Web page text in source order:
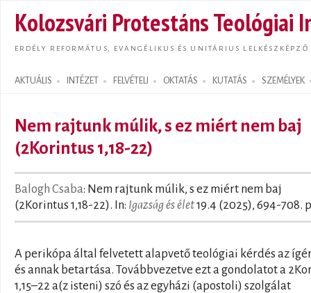
Kolozsvári Protestáns Teológiai
ERDÉLY REFORMÁTUS, EVANGÉLIKUS ÉS UNITÁRIUS LELKÉSZKÉPZŐ
AKTUÁLIS INTÉZET FELVÉTELI OKTATÁS KUTATÁS SZEMÉLYEK
Search form
Nem rajtunk múlik, s ez miért nem baj
(2Korintus 1,18-22)
Balogh Csaba: Nem rajtunk múlik, s ez miért nem baj
(2Korintus 1,18-22). In: Igazság és élet19.4 (2025), 694-708.
A perikópa által felvetett alapvető teológiai kérdés az
és annak betartása. Továbbvezetve ezt a gondolatot a
1,15–22 a(z isteni) szó és az egyházi (apostoli) szolgálat